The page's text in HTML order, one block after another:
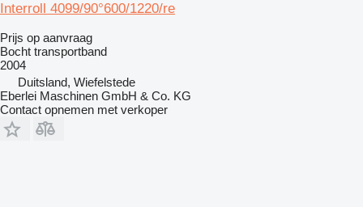
Interroll 4099/90°600/1220/re
Prijs op aanvraag
Bocht transportband
2004
Duitsland, Wiefelstede
Eberlei Maschinen GmbH & Co. KG
Contact opnemen met verkoper